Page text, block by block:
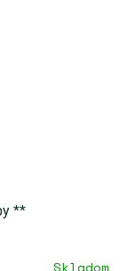
**
Skladom